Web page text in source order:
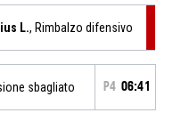
L., Rimbalzo difensivo
sbagliato P4 06:41